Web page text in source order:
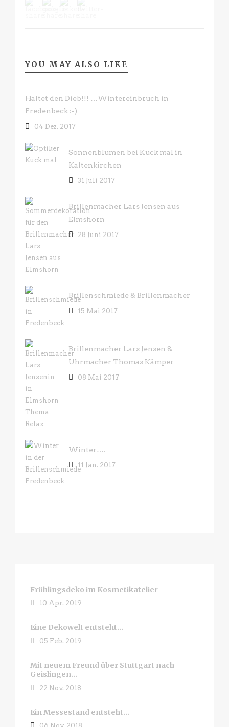
YOU MAY ALSO LIKE
Haltet den Dieb!!! …Wintereinbruch in
Fredenbeck :-)
04 Dez. 2017
Sonnenblumen bei Kuck mal in
Kaltenkirchen
31 Juli 2017
Brillenmacher Lars Jensen aus
Elmshorn
28 Juni 2017
Brillenschmiede & Brillenmacher
15 Mai 2017
Brillenmacher Lars Jensen &
Uhrmacher Thomas Kämper
08 Mai 2017
Winter….
11 Jan. 2017
Frühlingsdeko im Kosmetikatelier
10 Apr. 2019
Eine Dekowelt entsteht…
05 Feb. 2019
Mit neuem Freund über Stuttgart nach
Geislingen…
22 Nov. 2018
Ein Messestand entsteht…